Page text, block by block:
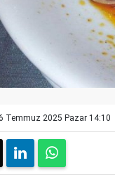
Temmuz 2025 Pazar 14:10